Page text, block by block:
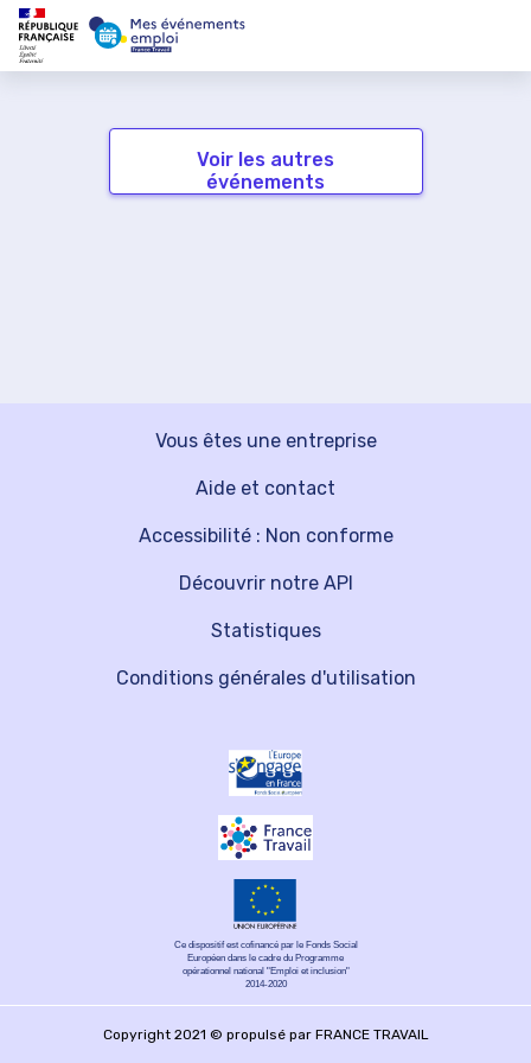
Voir les autres
événements
Vous êtes une entreprise
Découvrir notre API
Aide et contact
Statistiques
Accessibilité : Non conforme
Conditions générales d'utilisation
Ce dispositif est cofinancé par le Fonds Social
Européen dans le cadre du Programme
opérationnel national "Emploi et inclusion"
2014-2020
Copyright 2021 © propulsé par FRANCE TRAVAIL